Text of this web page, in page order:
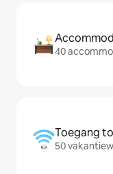
40
Toegang
50